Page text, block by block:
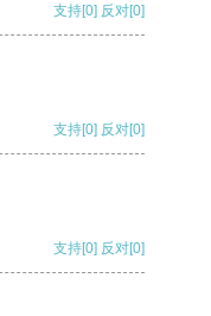
支持[0] 反对[0]
支持[0] 反对[0]
支持[0] 反对[0]